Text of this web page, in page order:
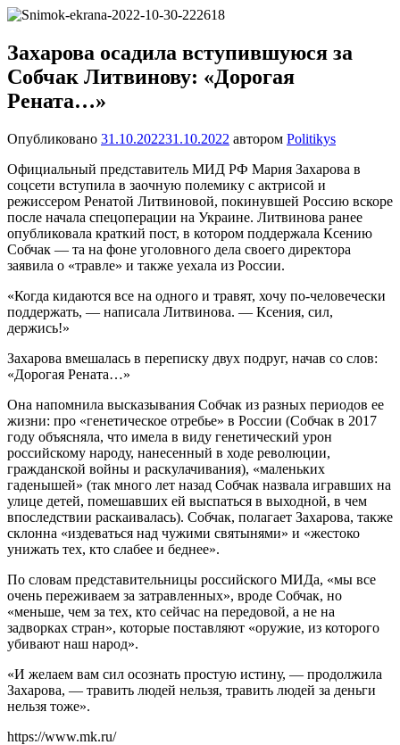
Перейти
содержимому
один
сайт
на
WordPress
Захарова осадила вступившуюся за
Собчак Литвинову: «Дорогая
Рената…»
Опубликовано 31.10.202231.10.2022 автором Politikys
Официальный представитель МИД РФ Мария Захарова в
соцсети вступила в заочную полемику с актрисой и
режиссером Ренатой Литвиновой, покинувшей Россию вскоре
после начала спецоперации на Украине. Литвинова ранее
опубликовала краткий пост, в котором поддержала Ксению
Собчак — та на фоне уголовного дела своего директора
заявила о «травле» и также уехала из России.
«Когда кидаются все на одного и травят, хочу по-человечески
поддержать, — написала Литвинова. — Ксения, сил,
держись!»
Захарова вмешалась в переписку двух подруг, начав со слов:
«Дорогая Рената…»
Она напомнила высказывания Собчак из разных периодов ее
жизни: про «генетическое отребье» в России (Собчак в 2017
году объясняла, что имела в виду генетический урон
российскому народу, нанесенный в ходе революции,
гражданской войны и раскулачивания), «маленьких
гаденышей» (так много лет назад Собчак назвала игравших на
улице детей, помешавших ей выспаться в выходной, в чем
впоследствии раскаивалась). Собчак, полагает Захарова, также
склонна «издеваться над чужими святынями» и «жестоко
унижать тех, кто слабее и беднее».
По словам представительницы российского МИДа, «мы все
очень переживаем за затравленных», вроде Собчак, но
«меньше, чем за тех, кто сейчас на передовой, а не на
задворках стран», которые поставляют «оружие, из которого
убивают наш народ».
«И желаем вам сил осознать простую истину, — продолжила
Захарова, — травить людей нельзя, травить людей за деньги
нельзя тоже».
https://www.mk.ru/